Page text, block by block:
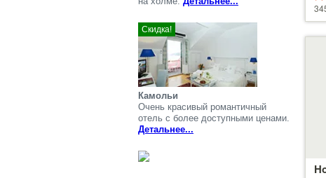
5
Скидка!
Камольи
Очень красивый романтичный
отель с более доступными ценами.
Детальнее...